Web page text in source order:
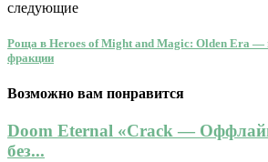
следующие
Роща в Heroes of Might and Magic: Olden Era —
фракции
Возможно вам понравится
Doom Eternal «Crack —
без...